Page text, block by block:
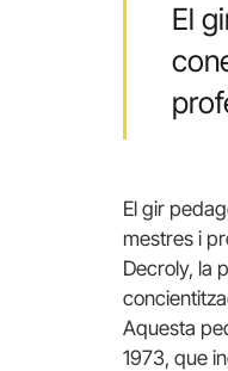
El
El gir
mestres i
Decroly, la
Aquesta
1973, que